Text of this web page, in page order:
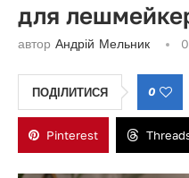
для
автор Андрій Мельник
ПОДІЛИТИСЯ 0
Pinterest